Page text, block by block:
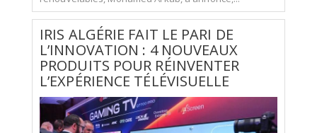
IRIS ALGÉRIE FAIT LE PARI DE
L’INNOVATION : 4 NOUVEAUX
PRODUITS POUR RÉINVENTER
L’EXPÉRIENCE TÉLÉVISUELLE